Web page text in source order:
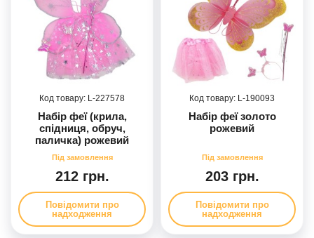
227578
Набір феї (крила,
спідниця, обруч,
паличка) рожевий
212 грн.
Повідомити про
надходження
190093
Набір феї золото
рожевий
203 грн.
Повідомити про
надходження